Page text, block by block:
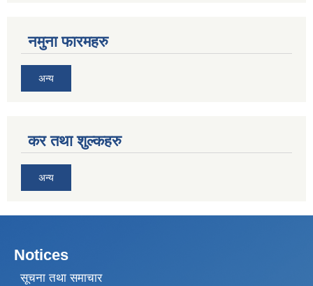
नमुना फारमहरु
अन्य
कर तथा शुल्कहरु
अन्य
Notices
सूचना तथा समाचार